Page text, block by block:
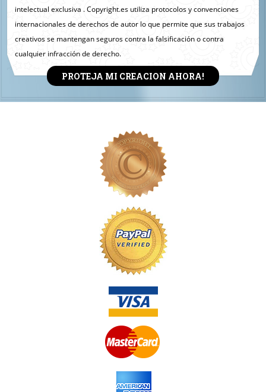
intelectual exclusiva . Copyright.es utiliza protocolos y convenciones
internacionales de derechos de autor lo que permite que sus trabajos
creativos se mantengan seguros contra la falsificación o contra
cualquier infracción de derecho.
PROTEJA MI CREACION AHORA!